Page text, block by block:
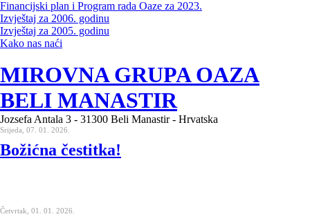
Financijski plan i Program rada Oaze za 2023.
Izvještaj za 2006. godinu
Izvještaj za 2005. godinu
Kako nas naći
MIROVNA GRUPA OAZA
BELI MANASTIR
Jozsefa Antala 3 - 31300 Beli Manastir - Hrvatska
Srijeda, 07. 01. 2026.
Božićna čestitka!
Četvrtak, 01. 01. 2026.